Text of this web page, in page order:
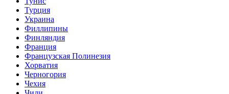
Турция
Украина
Филлипины
Финляндия
Франция
Французская Полинезия
Хорватия
Черногория
Чехия